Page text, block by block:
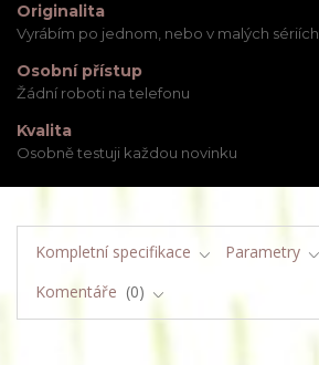
Originalita
Vyrábím po jednom, nebo v malých sériích
Osobní přístup
Žádní roboti na telefonu
Kvalita
Osobně testuji každou novinku
Kompletní specifikace
Parametry
Komentáře
0